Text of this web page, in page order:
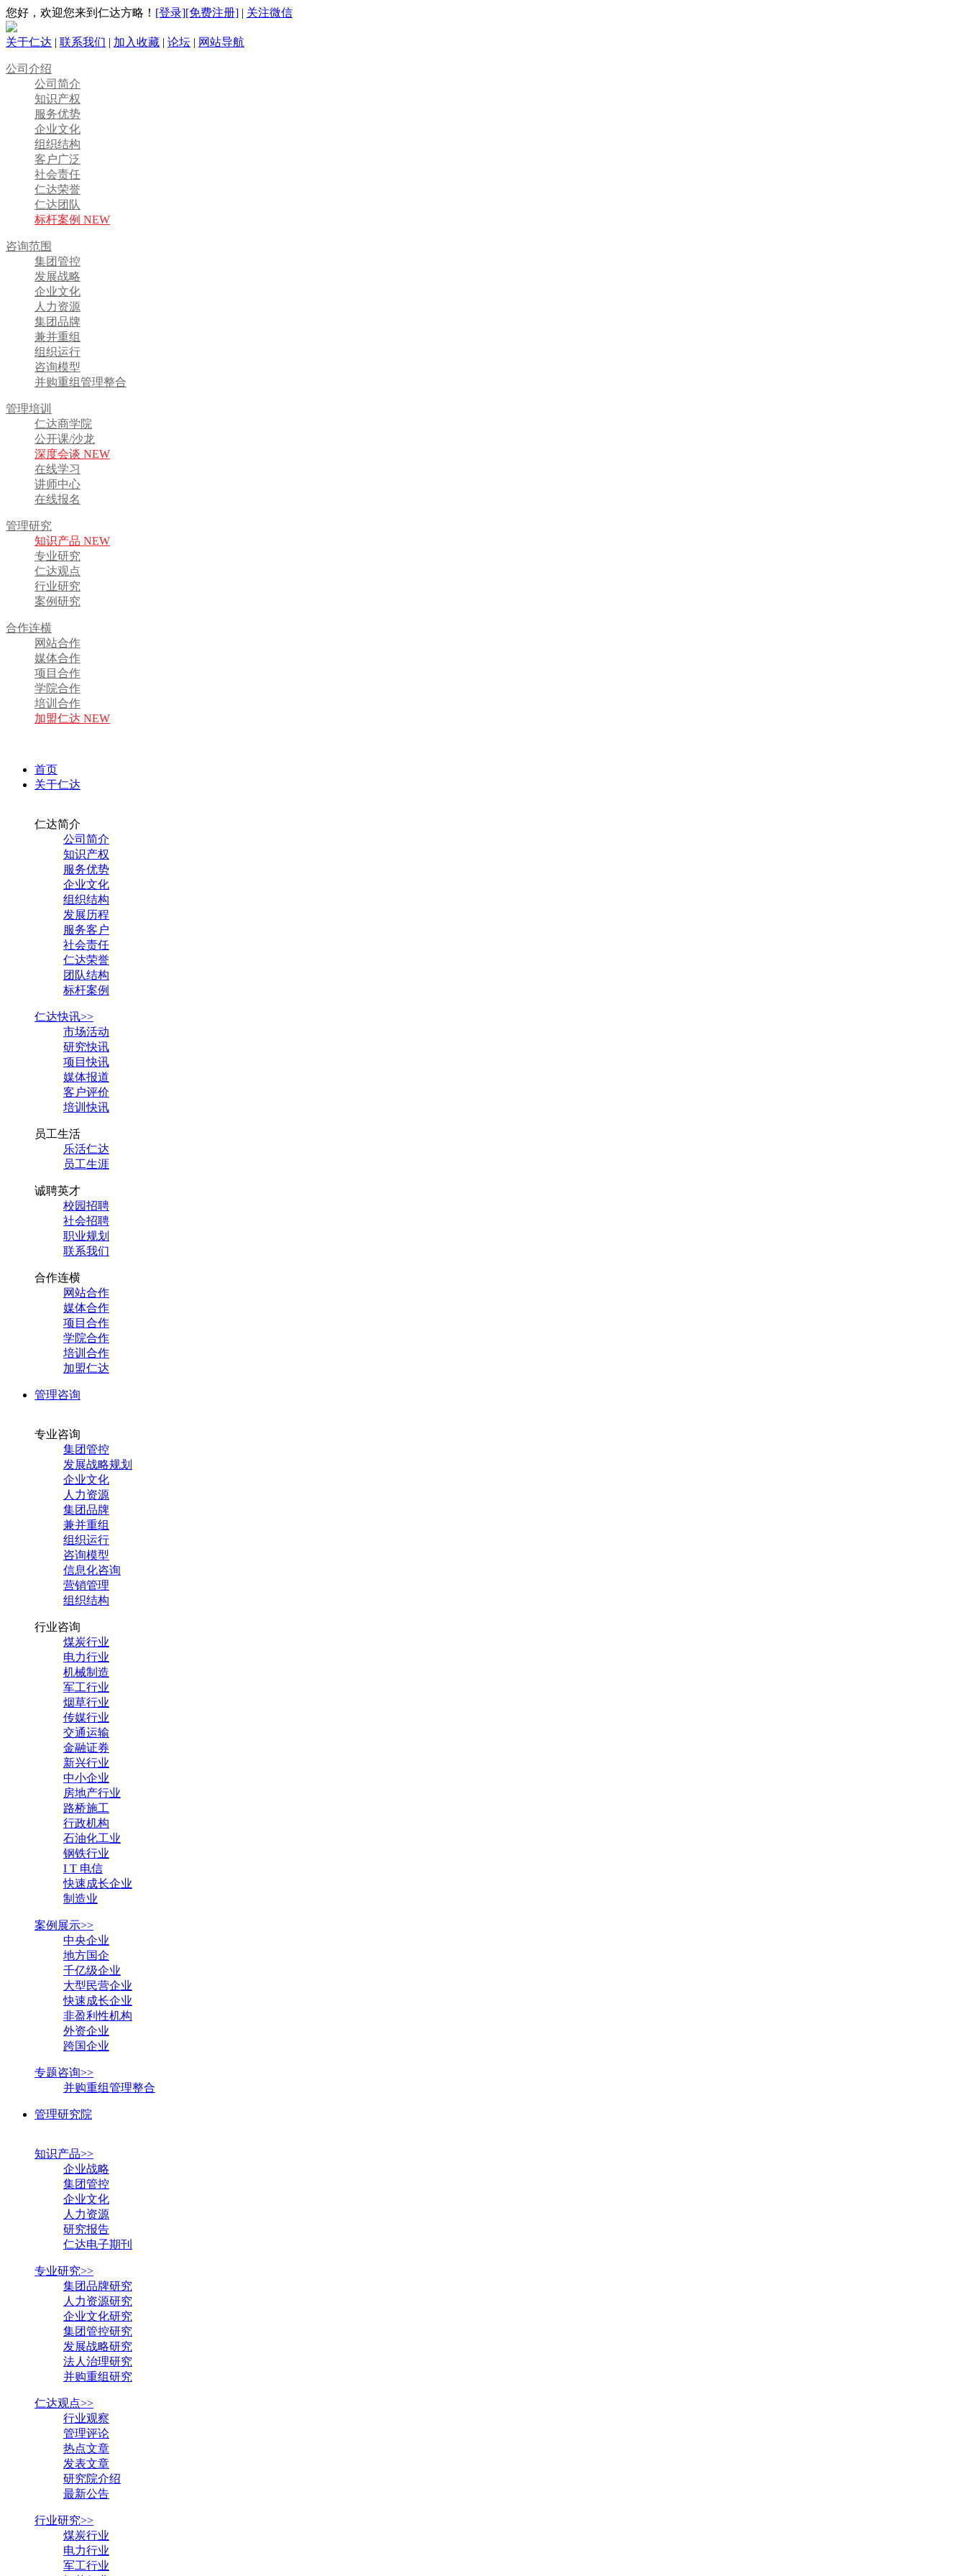
您好，欢迎您来到仁达方略！ [登录][免费注册] | 关注微信
关于仁达 | 联系我们 | 加入收藏 | 论坛 | 网站导航
公司介绍
公司简介
知识产权
服务优势
企业文化
组织结构
客户广泛
社会责任
仁达荣誉
仁达团队
标杆案例 NEW
咨询范围
集团管控
发展战略
企业文化
人力资源
集团品牌
兼并重组
组织运行
咨询模型
并购重组管理整合
管理培训
仁达商学院
公开课/沙龙
深度会谈 NEW
在线学习
讲师中心
在线报名
管理研究
知识产品 NEW
专业研究
仁达观点
行业研究
案例研究
合作连横
网站合作
媒体合作
项目合作
学院合作
培训合作
加盟仁达 NEW
首页
关于仁达
仁达简介
公司简介
知识产权
服务优势
企业文化
组织结构
发展历程
服务客户
社会责任
仁达荣誉
团队结构
标杆案例
仁达快讯>>
市场活动
研究快讯
项目快讯
媒体报道
客户评价
培训快讯
员工生活
乐活仁达
员工生涯
诚聘英才
校园招聘
社会招聘
职业规划
联系我们
合作连横
网站合作
媒体合作
项目合作
学院合作
培训合作
加盟仁达
管理咨询
专业咨询
集团管控
发展战略规划
企业文化
人力资源
集团品牌
兼并重组
组织运行
咨询模型
信息化咨询
营销管理
组织结构
行业咨询
煤炭行业
电力行业
机械制造
军工行业
烟草行业
传媒行业
交通运输
金融证券
新兴行业
中小企业
房地产行业
路桥施工
行政机构
石油化工业
钢铁行业
I T 电信
快速成长企业
制造业
案例展示>>
中央企业
地方国企
千亿级企业
大型民营企业
快速成长企业
非盈利性机构
外资企业
跨国企业
专题咨询>>
并购重组管理整合
管理研究院
知识产品>>
企业战略
集团管控
企业文化
人力资源
研究报告
仁达电子期刊
专业研究>>
集团品牌研究
人力资源研究
企业文化研究
集团管控研究
发展战略研究
法人治理研究
并购重组研究
仁达观点>>
行业观察
管理评论
热点文章
发表文章
研究院介绍
最新公告
行业研究>>
煤炭行业
电力行业
军工行业